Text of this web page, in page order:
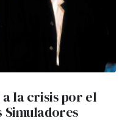
la crisis por el